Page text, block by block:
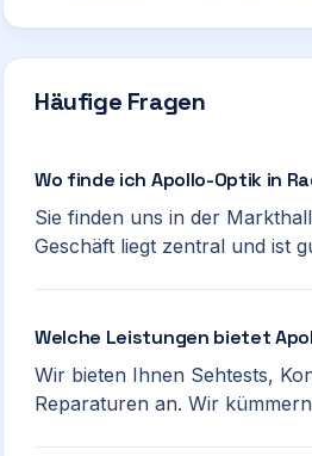
Häufige Fragen
Wo finde ich Apollo-Optik in
Sie finden uns in der
Geschäft liegt zentral und ist
Welche Leistungen bietet
Wir bieten Ihnen Sehtests,
Reparaturen an. Wir